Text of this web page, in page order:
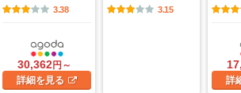
3.38
30,362円～
詳細を見る
3.15
詳